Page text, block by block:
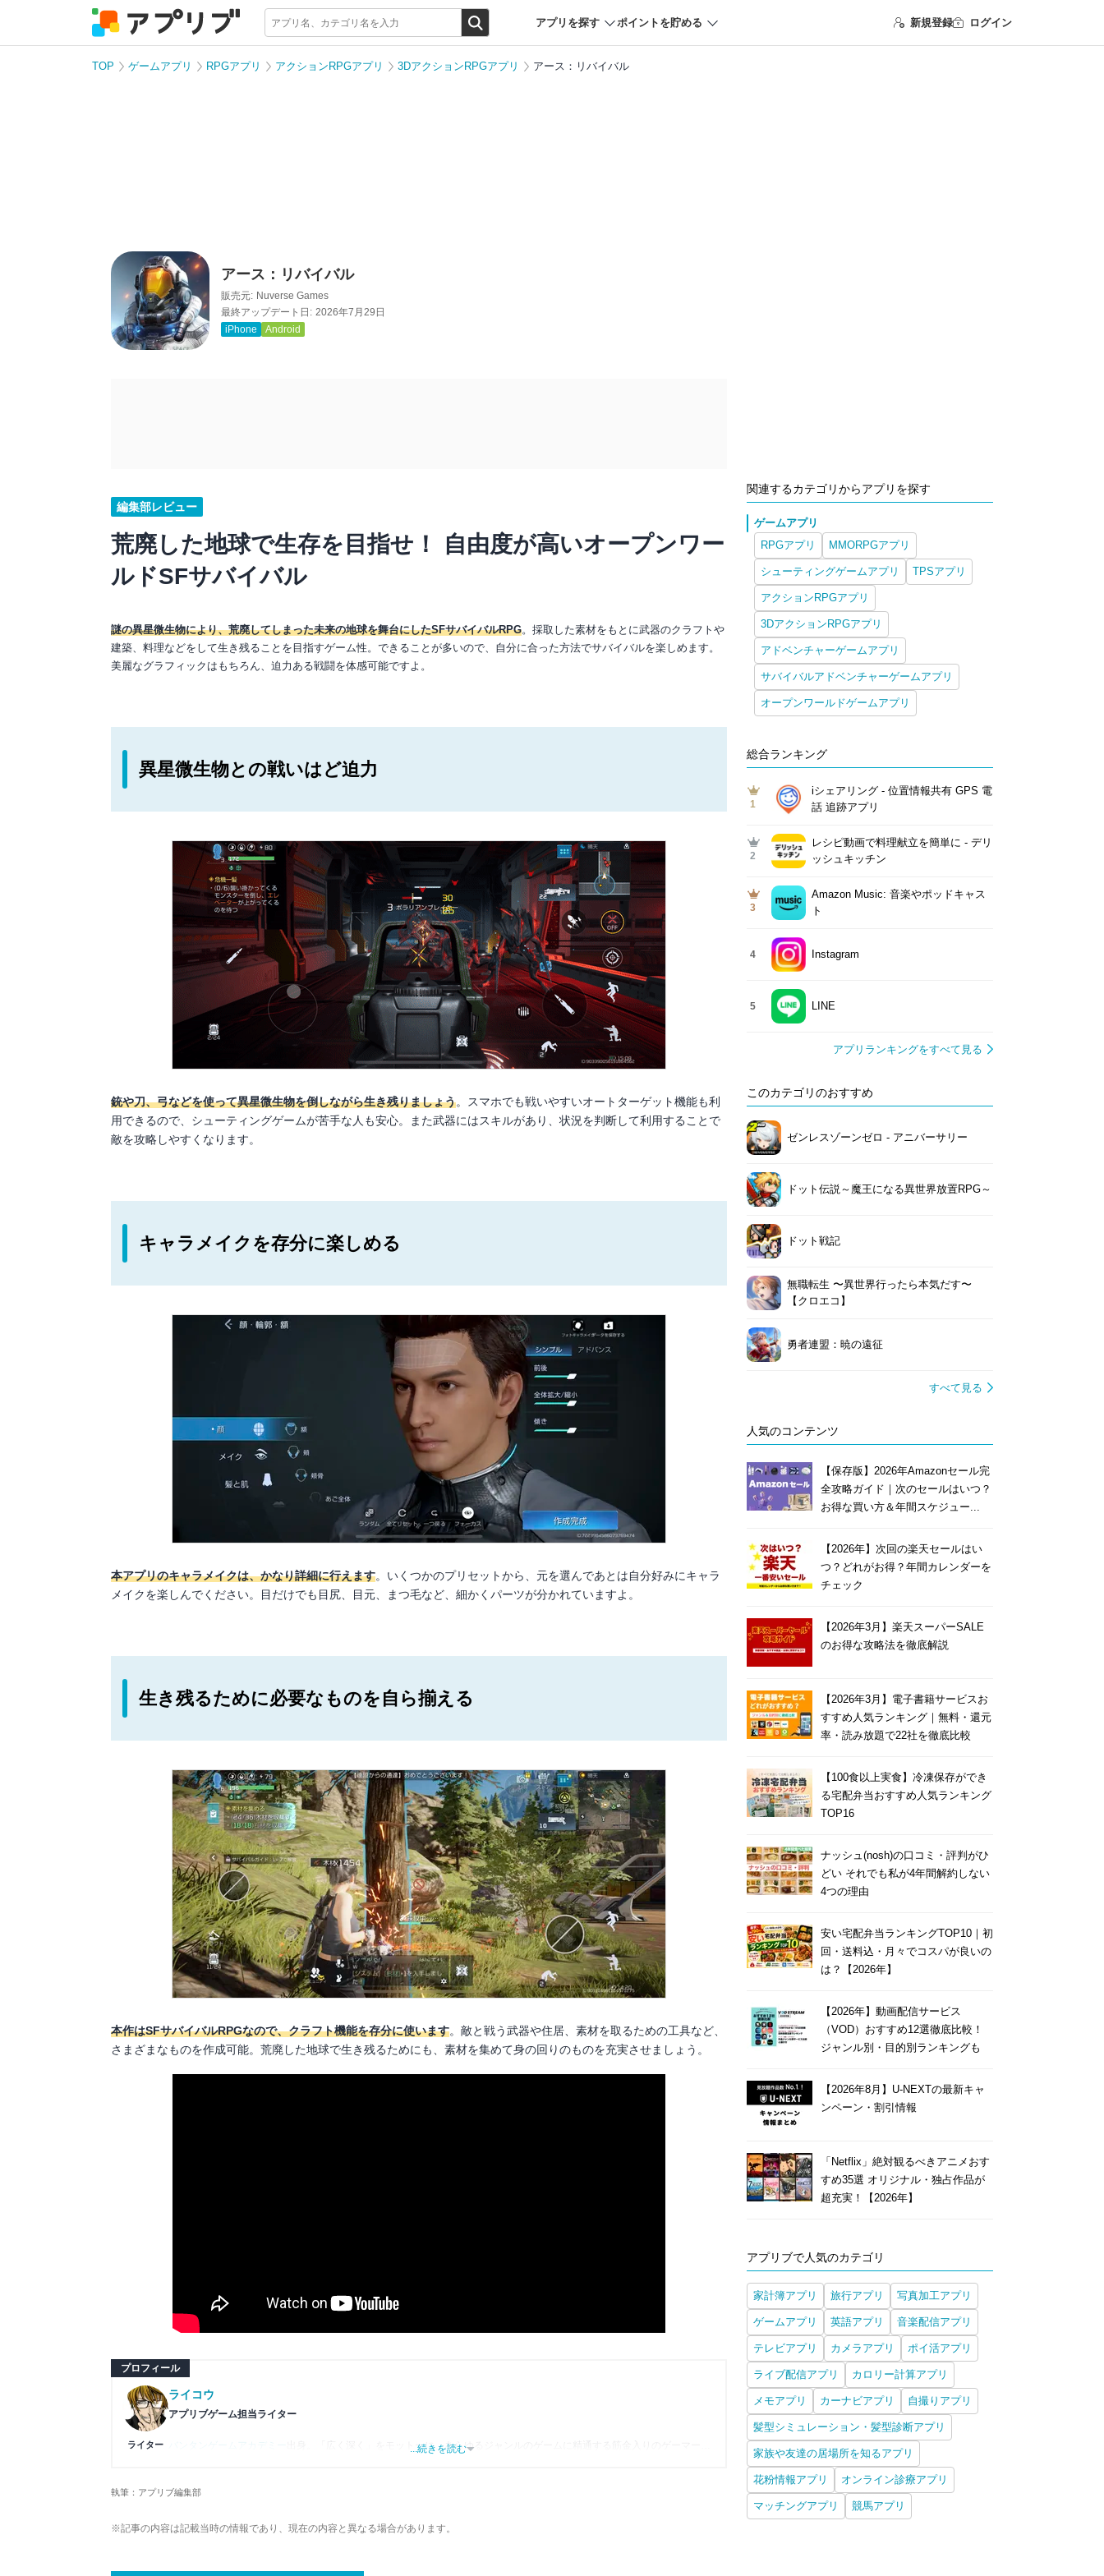
アプリを探す ポイントを貯める 新規登録 ログイン
TOP ゲームアプリ RPGアプリ アクションRPGアプリ 3DアクションRPGアプリ アース：リバイバル
アース：リバイバル
販売元: Nuverse Games
最終アップデート日: 2026年7月29日
iPhone
Android
編集部レビュー
荒廃した地球で生存を目指せ！ 自由度が高いオープンワー
ルドSFサバイバル
謎の異星微生物により、荒廃してしまった未来の地球を舞台にしたSFサバイバルRPG。採取した素材をもとに武器のクラフトや
建築、料理などをして生き残ることを目指すゲーム性。できることが多いので、自分に合った方法でサバイバルを楽しめます。
美麗なグラフィックはもちろん、迫力ある戦闘を体感可能ですよ。
異星微生物との戦いはど迫力
銃や刀、弓などを使って異星微生物を倒しながら生き残りましょう。スマホでも戦いやすいオートターゲット機能も利
用できるので、シューティングゲームが苦手な人も安心。また武器にはスキルがあり、状況を判断して利用することで
敵を攻略しやすくなります。
キャラメイクを存分に楽しめる
本アプリのキャラメイクは、かなり詳細に行えます。いくつかのプリセットから、元を選んであとは自分好みにキャラ
メイクを楽しんでください。目だけでも目尻、目元、まつ毛など、細かくパーツが分かれていますよ。
生き残るために必要なものを自ら揃える
本作はSFサバイバルRPGなので、クラフト機能を存分に使います。敵と戦う武器や住居、素材を取るための工具など、
さまざまなものを作成可能。荒廃した地球で生き残るためにも、素材を集めて身の回りのものを充実させましょう。
プロフィール
ライター
ライコウ
アプリブゲーム担当ライター
出身。「広く深く」をモットーに、あらゆるジャンルのゲームに精通する筋金入りのゲーマー。
や専門知識の深さは業界内でも高く評価されている。現在は、アプリブでゲーム関連のコンテンツを豊富に執筆中。
...続きを読む
執筆：アプリブ編集部
※記事の内容は記載当時の情報であり、現在の内容と異なる場合があります。
関連するカテゴリからアプリを探す
ゲームアプリ
RPGアプリ
MMORPGアプリ
シューティングゲームアプリ TPSアプリ
アクションRPGアプリ
3DアクションRPGアプリ
アドベンチャーゲームアプリ
サバイバルアドベンチャーゲームアプリ
オープンワールドゲームアプリ
総合ランキング
1
iシェアリング - 位置情報共有 GPS 電
話 追跡アプリ
2
レシピ動画で料理献立を簡単‪に - デリ
ッシュキッチン
3
Amazon Music: 音楽やポッドキャス
ト
4 Instagram
5 LINE
アプリランキングをすべて見る
このカテゴリのおすすめ
ゼンレスゾーンゼロ - アニバーサリー
ドット伝説～魔王になる異世界放置RPG～
ドット戦記
無職転生 〜異世界行ったら本気だす〜
【クロエコ】
勇者連盟：暁の遠征
すべて見る
人気のコンテンツ
【保存版】2026年Amazonセール完
全攻略ガイド｜次のセールはいつ？
お得な買い方＆年間スケジュー...
【2026年】次回の楽天セールはい
つ？どれがお得？年間カレンダーを
チェック
【2026年3月】楽天スーパーSALE
のお得な攻略法を徹底解説
【2026年3月】電子書籍サービスお
すすめ人気ランキング｜無料・還元
率・読み放題で22社を徹底比較
【100食以上実食】冷凍保存ができ
る宅配弁当おすすめ人気ランキング
TOP16
ナッシュ(nosh)の口コミ・評判がひ
どい それでも私が4年間解約しない
4つの理由
安い宅配弁当ランキングTOP10｜初
回・送料込・月々でコスパが良いの
は？【2026年】
【2026年】動画配信サービス
（VOD）おすすめ12選徹底比較！
ジャンル別・目的別ランキングも
【2026年8月】U-NEXTの最新キャ
ンペーン・割引情報
「Netflix」絶対観るべきアニメおす
すめ35選 オリジナル・独占作品が
超充実！【2026年】
アプリブで人気のカテゴリ
家計簿アプリ 旅行アプリ 写真加工アプリ
ゲームアプリ 英語アプリ 音楽配信アプリ
テレビアプリ カメラアプリ ポイ活アプリ
ライブ配信アプリ カロリー計算アプリ
メモアプリ カーナビアプリ 自撮りアプリ
髪型シミュレーション・髪型診断アプリ
家族や友達の居場所を知るアプリ
花粉情報アプリ オンライン診療アプリ
マッチングアプリ 競馬アプリ